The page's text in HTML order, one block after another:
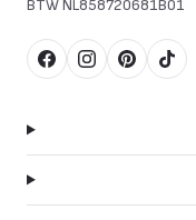
BTWNL858720681B01
FacebookInstagram
Pinterest